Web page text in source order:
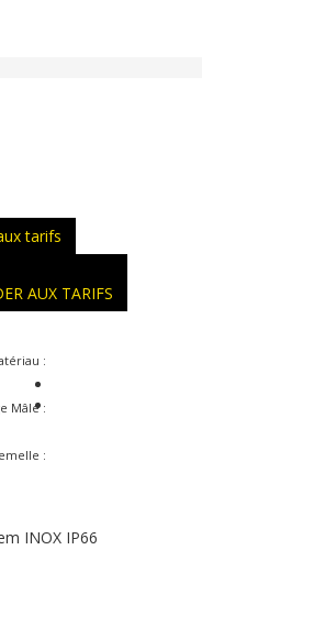
tarifs
AUX TARIFS
:
Mâle:
:
INOX IP66